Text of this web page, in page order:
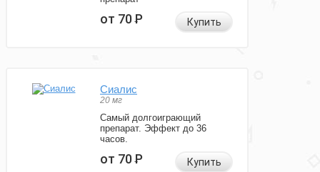
от 70Р Купить
Сиалис
20 мг
Самый долгоиграющий
препарат. Эффект до 36
часов.
от 70Р Купить